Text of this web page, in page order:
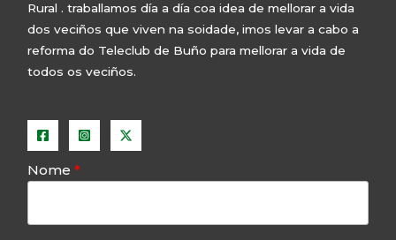
Rural . traballamos día a día coa idea de mellorar a vida
dos veciños que viven na soidade, imos levar a cabo a
reforma do Teleclub de Buño para mellorar a vida de
todos os veciños.
Nome